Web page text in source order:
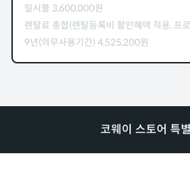
일시불 3,600,000원
렌탈료 총합(렌탈등록비 할인혜택 적용, 프
9년(의무사용기간) 4,525,200원
코웨이 스토어 특